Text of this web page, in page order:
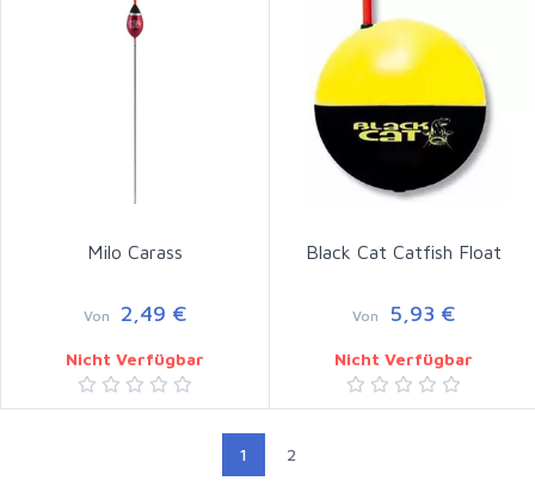
Milo Carass
Von 2,49 €
Nicht Verfügbar
Black Cat Catfish Float
Von 5,93 €
Nicht Verfügbar
1 2